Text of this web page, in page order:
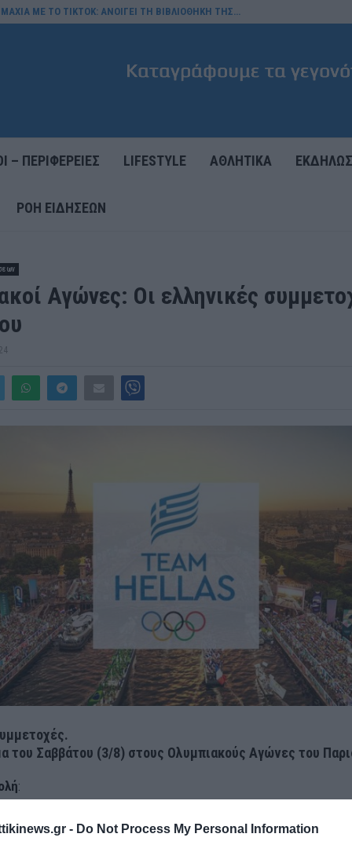
- Do Not Process My Personal Information
ΜΕ ΤΟ TIKTOK: ΑΝΟΙΓΕΙ ΤΗ ΒΙΒΛΙΟΘΗΚΗ ΤΗΣ…
– ΠΕΡΙΦΕΡΕΙΕΣ LIFESTYLE ΑΘΛΗΤΙΚΑ
ΡΟΉ ΕΙΔΉΣΕΩΝ
Αγώνες: Οι ελληνικές
του Σαββάτου (3/8) στους Ολυμπιακούς Αγώνες του
:
Καντζουράκη – skeet προκριματικά